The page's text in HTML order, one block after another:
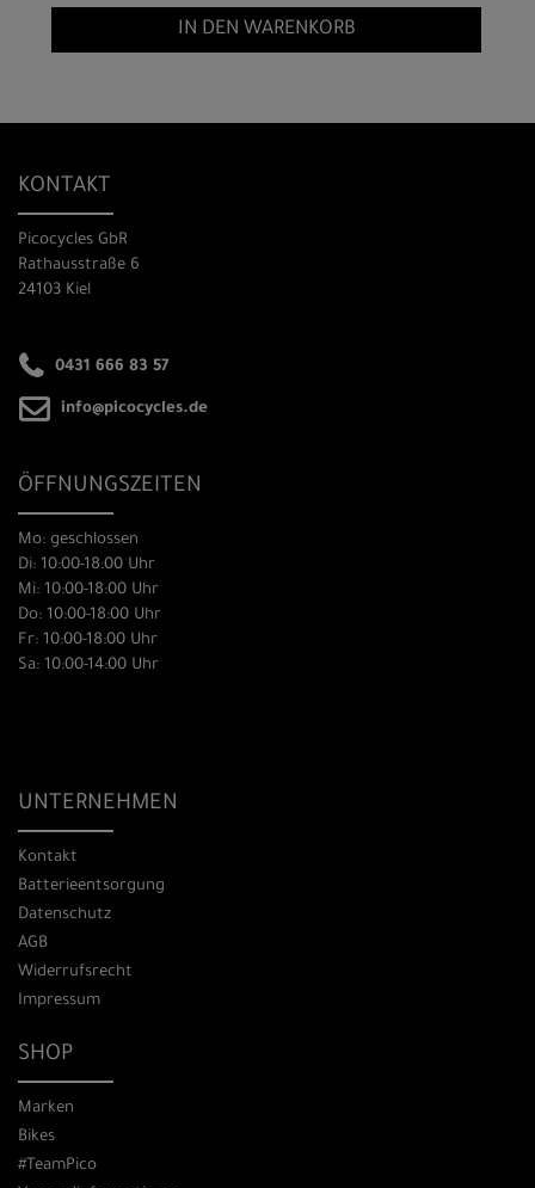
IN DEN WARENKORB
KONTAKT
Picocycles GbR
Rathausstraße 6
24103 Kiel
0431 666 83 57
info@picocycles.de
ÖFFNUNGSZEITEN
Mo: geschlossen
Di: 10:00-18:00 Uhr
Mi: 10:00-18:00 Uhr
Do: 10:00-18:00 Uhr
Fr: 10:00-18:00 Uhr
Sa: 10:00-14:00 Uhr
UNTERNEHMEN
Kontakt
Batterieentsorgung
Datenschutz
AGB
Widerrufsrecht
Impressum
SHOP
Marken
Bikes
#TeamPico